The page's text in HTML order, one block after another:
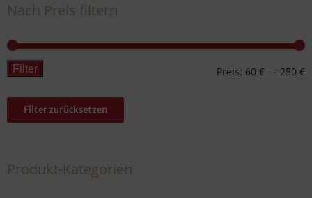
Nach Preis filtern
Filter Preis: 60 € — 250 €
Filter zurücksetzen
Produkt-Kategorien